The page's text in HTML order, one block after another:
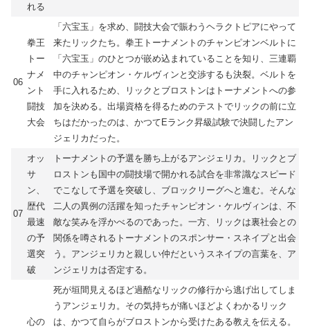
れる
06
拳王
トー
ナメ
ント
闘技
大会
「六宝玉」を求め、闘技大会で賑わうヘラクトピアにやって
来たリックたち。拳王トーナメントのチャンピオンベルトに
「六宝玉」のひとつが嵌め込まれていることを知り、三連覇
中のチャンピオン・ケルヴィンと交渉するも決裂。ベルトを
手に入れるため、リックとブロストンはトーナメントへの参
加を決める。出場資格を得るためのテストでリックの前に立
ちはだかったのは、かつてEランク昇級試験で決闘したアン
ジェリカだった。
07
オッ
サ
ン、
歴代
最速
の予
選突
破
トーナメントの予選を勝ち上がるアンジェリカ。リックとブ
ロストンも国中の闘技場で開かれる試合を非常識なスピード
でこなして予選を突破し、ブロックリーグへと進む。そんな
二人の異例の活躍を知ったチャンピオン・ケルヴィンは、不
敵な笑みを浮かべるのであった。一方、リックは裏社会との
関係を噂されるトーナメントのスポンサー・スネイプと出会
う。アンジェリカと親しい仲だというスネイプの言葉を、ア
ンジェリカは否定する。
心の
死が垣間見えるほど過酷なリックの修行から逃げ出してしま
うアンジェリカ。その気持ちが痛いほどよくわかるリック
は、かつて自らがブロストンから受けたある教えを伝える。